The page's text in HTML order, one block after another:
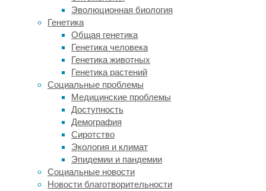
Эволюционная биология
Генетика
Общая генетика
Генетика человека
Генетика животных
Генетика растений
Социальные проблемы
Медицинские проблемы
Доступность
Демография
Сиротство
Экология и климат
Эпидемии и пандемии
Социальные новости
Новости благотворительности
Энн;
однако
та
отказывает
ей
помощи.
Женщинам,
участвующим
эксперименте,
предстояло
не
просто
посмотреть